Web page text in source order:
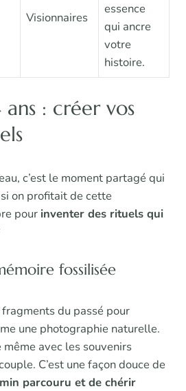
Visionnaires
essence
qui ancre
votre
histoire.
: créer vos
c’est le moment partagé qui
on profitait de cette
pour inventer des rituels qui
fossilisée
du passé pour
une photographie naturelle.
même avec les souvenirs
C’est une façon douce de
parcouru et de chérir